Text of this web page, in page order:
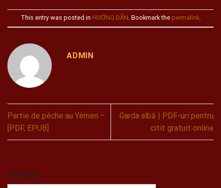
This entry was posted in HƯỚNG DẪN. Bookmark the permalink.
ADMIN
Partie de pêche au Yémen –
[PDF, EPUB]
Garda albă | PDF-uri pentru
citit gratuit online
Tìm kiếm